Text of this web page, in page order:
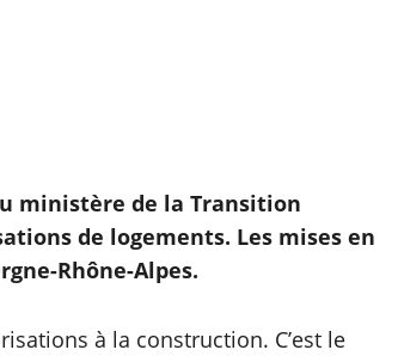
ministère de la Transition
de logements. Les mises en
Rhône-Alpes.
à la construction. C’est le